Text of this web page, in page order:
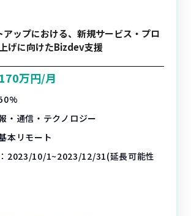
ップにおける、新規サービス・プロ
げに向けたBizdev支援
万円/月
・通信・テクノロジー
本リモート
2023/10/1~2023/12/31(延長可能性